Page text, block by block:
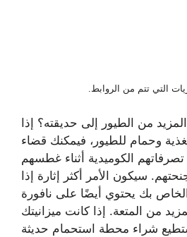
التي تتم من الروابط.
من الطيور إلى حديقته؟ إذا
وحمام للطيور، فيمكنك قضاء
الكوميدية أثناء غطسهم
سيكون الأمر أكثر إثارة إذا
بك يحتوي أيضًا على نافورة
من المتعة. إذا كانت ميزانيتك
شراء محطة استحمام حديثة